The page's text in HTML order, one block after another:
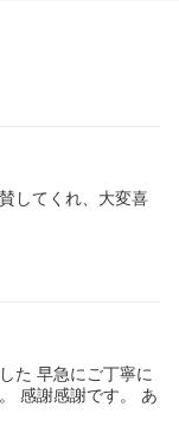
してくれ、大変喜
た 早急にご丁寧に
感謝感謝です。 あ